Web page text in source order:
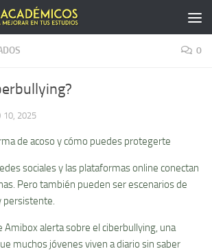
0
10, 2025
de acoso y cómo puedes protegerte
sociales y las plataformas online conectan
Pero también pueden ser escenarios de
persistente.
Amibox alerta sobre el ciberbullying, una
muchos jóvenes viven a diario sin saber